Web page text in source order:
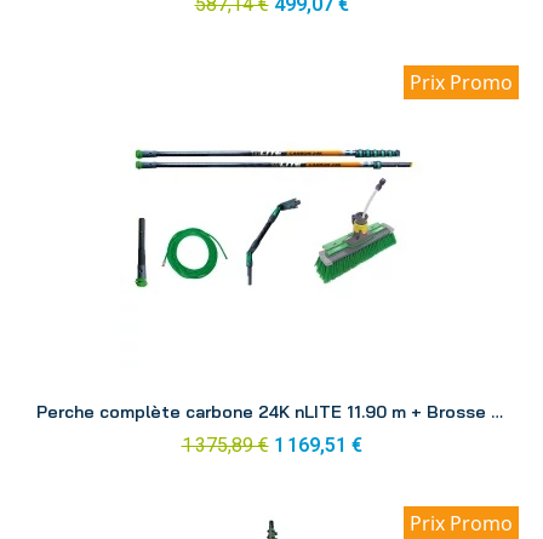
Prix Promo
Perche complète carbone 24K nLITE 11.90 m + Brosse CF12H
1 375,89 € 1 169,51 €
Prix Promo